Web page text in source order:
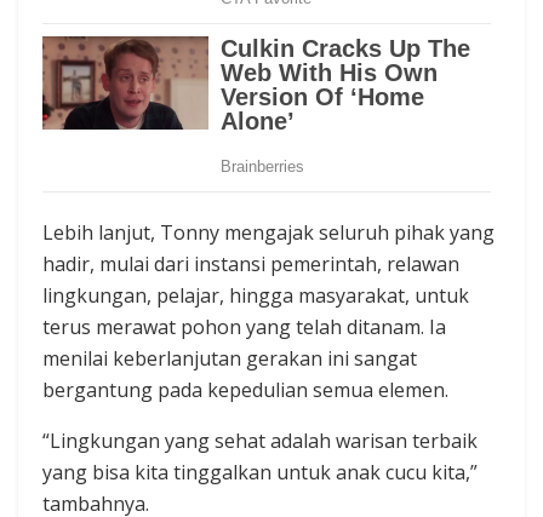
Lebih lanjut, Tonny mengajak seluruh pihak yang
hadir, mulai dari instansi pemerintah, relawan
lingkungan, pelajar, hingga masyarakat, untuk
terus merawat pohon yang telah ditanam. Ia
menilai keberlanjutan gerakan ini sangat
bergantung pada kepedulian semua elemen.
“Lingkungan yang sehat adalah warisan terbaik
yang bisa kita tinggalkan untuk anak cucu kita,”
tambahnya.